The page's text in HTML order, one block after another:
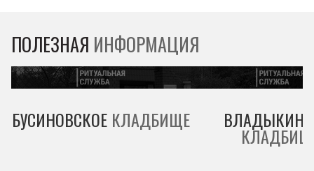
ПОЛЕЗНАЯ ИНФОРМАЦИЯ
БУСИНОВСКОЕ КЛАДБИЩЕ